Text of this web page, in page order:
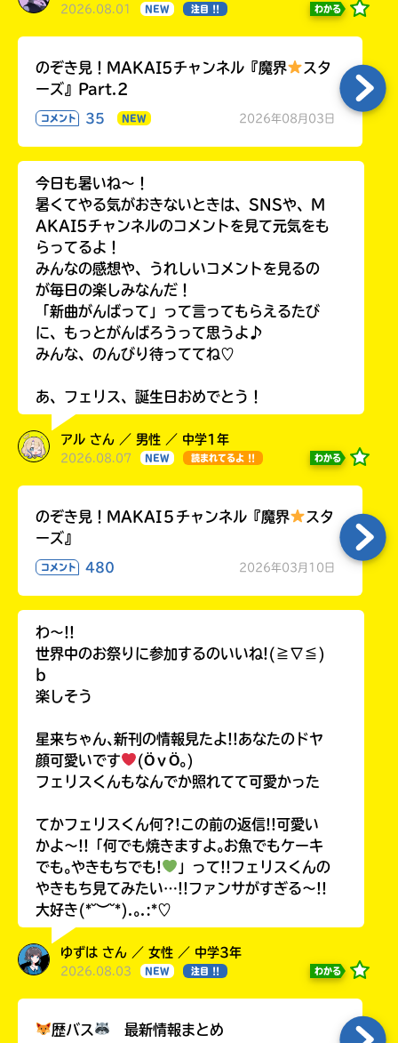
2026.08.01 NEW 注目 !! わかる
のぞき見！MAKAI5チャンネル『魔界
スタ
ーズ』Part.2
コメント 35 NEW 2026年08月03日
今日も暑いね〜！
暑くてやる気がおきないときは、SNSや、M
AKAI5チャンネルのコメントを見て元気をも
らってるよ！
みんなの感想や、うれしいコメントを見るの
が毎日の楽しみなんだ！
「新曲がんばって」って言ってもらえるたび
に、もっとがんばろうって思うよ♪
みんな、のんびり待っててね♡
あ、フェリス、誕生日おめでとう！
アル さん ／ 男性 ／ 中学1年
2026.08.07 NEW 読まれてるよ !! わかる
のぞき見！MAKAI５チャンネル『魔界
スタ
ーズ』
コメント 480 2026年03月10日
わ〜!!
世界中のお祭りに参加するのいいね!(≧∇≦)
b
楽しそう
星来ちゃん､新刊の情報見たよ!!あなたのドヤ
顔可愛いです
(ӦｖӦ｡)
フェリスくんもなんでか照れてて可愛かった
てかフェリスくん何?!この前の返信!!可愛い
かよ〜!!「何でも焼きますよ｡お魚でもケーキ
でも｡やきもちでも!
」って!!フェリスくんの
やきもち見てみたい…!!ファンサがすぎる〜!!
大好き(*˘︶˘*).｡.:*♡
ゆずは さん ／ 女性 ／ 中学3年
2026.08.03 NEW 注目 !! わかる
歴バス 最新情報まとめ